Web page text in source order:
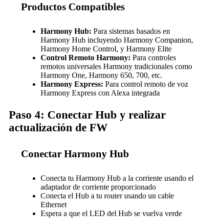
Productos Compatibles
Harmony Hub: Para sistemas basados en
Harmony Hub incluyendo Harmony Companion,
Harmony Home Control, y Harmony Elite
Control Remoto Harmony: Para controles
remotos universales Harmony tradicionales como
Harmony One, Harmony 650, 700, etc.
Harmony Express: Para control remoto de voz
Harmony Express con Alexa integrada
Paso 4: Conectar Hub y realizar
actualización de FW
Conectar Harmony Hub
Conecta tu Harmony Hub a la corriente usando el
adaptador de corriente proporcionado
Conecta el Hub a tu router usando un cable
Ethernet
Espera a que el LED del Hub se vuelva verde